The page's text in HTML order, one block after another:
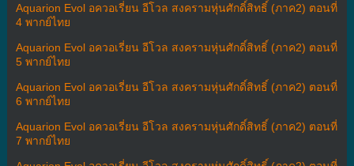
Aquarion Evol อควอเรี่ยน อีโวล สงครามหุ่นศักดิ์สิทธิ์ (ภาค2) ตอนที่
4 พากย์ไทย
Aquarion Evol อควอเรี่ยน อีโวล สงครามหุ่นศักดิ์สิทธิ์ (ภาค2) ตอนที่
5 พากย์ไทย
Aquarion Evol อควอเรี่ยน อีโวล สงครามหุ่นศักดิ์สิทธิ์ (ภาค2) ตอนที่
6 พากย์ไทย
Aquarion Evol อควอเรี่ยน อีโวล สงครามหุ่นศักดิ์สิทธิ์ (ภาค2) ตอนที่
7 พากย์ไทย